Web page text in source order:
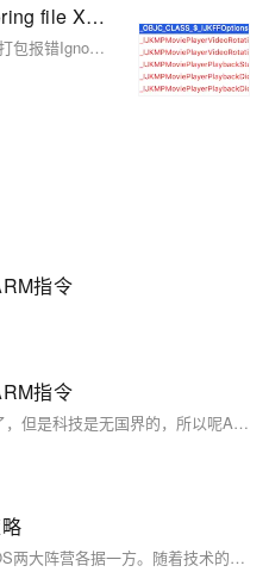
iOS开发：程序打包提示Ignoring file XXX missing required architecture arm7 in file XXX错误
前段时间在开发过程中遇到一个iOS打包报错Ignoring file XXX missing required architecture arm7 in file XXX的问题，然后回想了一下问题所在，是因为集成了ijk播放器插件，然后ijk三方库不支持arm7造成的报错。
指令
指令
虽然前段时间ARM被日本软银收购了，但是科技是无国界的，所以呢ARM相关知识该学的学。现在看ARM指令集还是倍感亲切的，毕竟大学里开了ARM这门课，并且做了不少的实验，当时自我感觉ARM这门课学的还是可以的。
在移动应用开发的战场上，安卓和iOS两大阵营各据一方。随着技术的演进，跨平台开发框架成为开发者的新宠，旨在实现一次编码、多平台部署的梦想。本文将探讨跨平台开发的优势与挑战，并分享实用的开发技巧，帮助开发者在安卓和iOS的世界中游刃有余。